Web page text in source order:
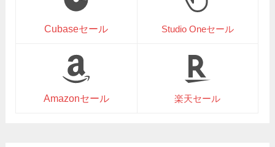
Cubaseセール Studio Oneセール
Amazonセール 楽天セール